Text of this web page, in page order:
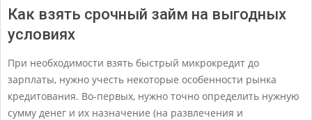
Как взять срочный займ на выгодных
условиях
При необходимости взять быстрый микрокредит до
зарплаты, нужно учесть некоторые особенности рынка
кредитования. Во-первых, нужно точно определить нужную
сумму денег и их назначение (на развлечения и